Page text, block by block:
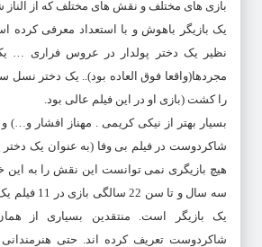
بازی های مختلف و نقش های مختلف که از الناز
یک بازیگر باهوش و با استعداد معرفی کرده
نظیر یک دختر پولدار در عروس فراری …
مجردها(واقعا فوق العاده بود).. یک دختر
را کشت (بازی او در این فیلم عالی بود.
بسیار بهتر از نیکی کریمی . مهناز افشار و…) و
شاکردوست در فیلم بی وفا (به عنوان یک دختر
هیچ بازیگری نمی توانست این نقش را به این
سه سال و تا سن
یک بازیگر است. منتقدین بسیاری از
شاکردوست تعریف کرده اند. حتی هنرمندانی